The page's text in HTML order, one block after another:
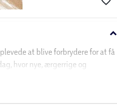
keyboard_arrow_down
at blive forbrydere for at få
hvor nye, ærgerrige og
Facius har skrevet en slagkraftig